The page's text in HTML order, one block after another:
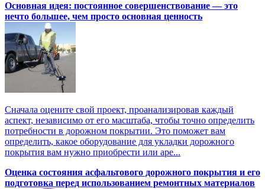
Основная идея: постоянное совершенствование — это
нечто большее, чем просто основная ценность
Сначала оцените свой проект, проанализировав каждый
аспект, независимо от его масштаба, чтобы точно определить
потребности в дорожном покрытии. Это поможет вам
определить, какое оборудование для укладки дорожного
покрытия вам нужно приобрести или аре...
Оценка состояния асфальтового дорожного покрытия и его
подготовка перед использованием ремонтных материалов